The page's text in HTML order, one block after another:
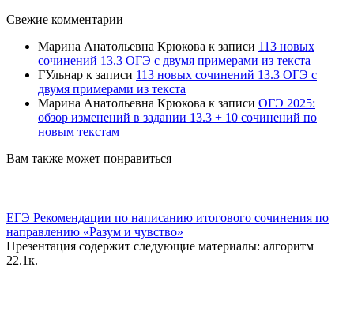
Свежие комментарии
Марина Анатольевна Крюкова к записи 113 новых
сочинений 13.3 ОГЭ с двумя примерами из текста
ГУльнар к записи 113 новых сочинений 13.3 ОГЭ с
двумя примерами из текста
Марина Анатольевна Крюкова к записи ОГЭ 2025:
обзор изменений в задании 13.3 + 10 сочинений по
новым текстам
Вам также может понравиться
ЕГЭ Рекомендации по написанию итогового сочинения по
направлению «Разум и чувство»
Презентация содержит следующие материалы: алгоритм
22.1к.